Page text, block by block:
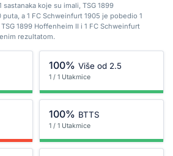
koje su imali, TSG 1899
a 1 FC Schweinfurt 1905 je pobedio 1
1899 Hoffenheim II i 1 FC Schweinfurt
rezultatom.
100% Više od 2.5
1 / 1 Utakmice
100% BTTS
1 / 1 Utakmice